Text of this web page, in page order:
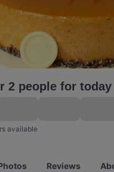
2 people for today
available
Reviews